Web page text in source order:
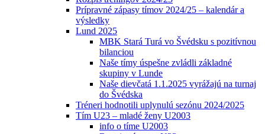
Prípravné zápasy tímov 2024/25 – kalendár a
výsledky
Lund 2025
MBK Stará Turá vo Švédsku s pozitívnou
bilanciou
Naše tímy úspešne zvládli základné
skupiny v Lunde
Naše dievčatá 1.1.2025 vyrážajú na turnaj
do Švédska
Tréneri hodnotili uplynulú sezónu 2024/2025
Tím U23 – mladé ženy U2003
info o tíme U2003